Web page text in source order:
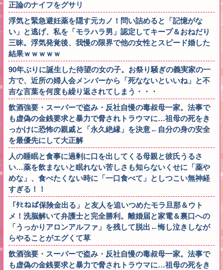
正論のナイフをグサリ
浮気と緊急避妊薬を隠す元カノ！問い詰めると「記憶がな
い」と逃げ、私を「モラハラ男」認定してキープ＆おねだり
三昧。浮気発覚後、我慢の限界で他の女性とスピード婚した
結果ｗｗｗｗｗ
90年ぶりに誕生した待望の女の子。お祭り騒ぎの義実家の一
方で、近所の婦人会メンバーから「死なないといいね」と不
吉な言葉を何度も繰り返されてしまう・・・
飲酒強要・スーパーで盗み・反社自慢の毒叔母一家。法事で
も虚偽の金銭要求と暴力で脅されトラウマに…祖母の死をき
っかけに恐怖の親戚と「永久絶縁」を決意←自分の身の安全
を最優先にして大正解
人の睡眠と食事に過剰に口を出してくる母親と彼氏うるさ
い…薬を飲まないと眠れない苦しさも知らないくせに「薬や
めな」、食べたくない時に「一口食べて」としつこい無神経
すぎる！！
「ﾀﾋねば保険金出る」と友人を追いつめたモラ旦那＆ウト
メ！洗脳解いて弁護士と完全勝利。離婚届と家電＆裏口への
「うっかりアロンアルファ」を残して脱出←悔し泣きしなが
らやることがエグくて草
飲酒強要・スーパーで盗み・反社自慢の毒叔母一家。法事で
も虚偽の金銭要求と暴力で脅されトラウマに…祖母の死をき